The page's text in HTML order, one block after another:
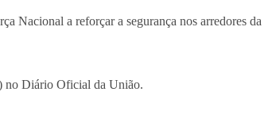
Nacional a reforçar a segurança nos arredores da
no Diário Oficial da União.